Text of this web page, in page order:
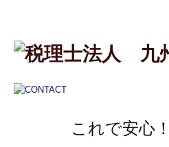
ホーム
業務案内
これで安心